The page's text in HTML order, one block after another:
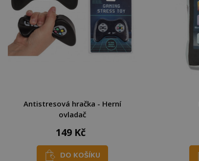
Antistresová hračka - Herní
ovladač
149 Kč
DO KOŠÍKU